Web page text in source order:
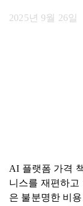
2025년 9월 26일
AI 플랫폼 가격
니스를 재편하고
은 불분명한 비